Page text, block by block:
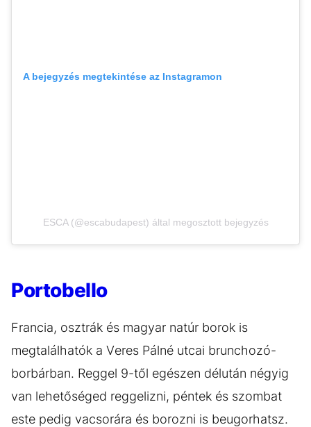
A bejegyzés megtekintése az Instagramon
ESCA (@escabudapest) által megosztott bejegyzés
Portobello
Francia, osztrák és magyar natúr borok is
megtalálhatók a Veres Pálné utcai brunchozó-
borbárban. Reggel 9-től egészen délután négyig
van lehetőséged reggelizni, péntek és szombat
este pedig vacsorára és borozni is beugorhatsz.